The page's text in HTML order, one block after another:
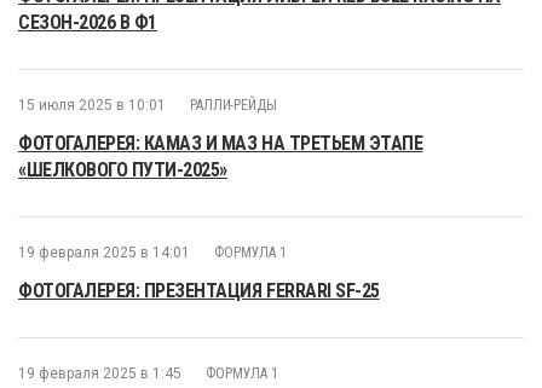
СЕЗОН-2026 В Ф1
15 июля 2025 в 10:01 РАЛЛИ-РЕЙДЫ
ФОТОГАЛЕРЕЯ: КАМАЗ И МАЗ НА ТРЕТЬЕМ ЭТАПЕ
«ШЕЛКОВОГО ПУТИ-2025»
19 февраля 2025 в 14:01 ФОРМУЛА 1
ФОТОГАЛЕРЕЯ: ПРЕЗЕНТАЦИЯ FERRARI SF-25
19 февраля 2025 в 1:45 ФОРМУЛА 1